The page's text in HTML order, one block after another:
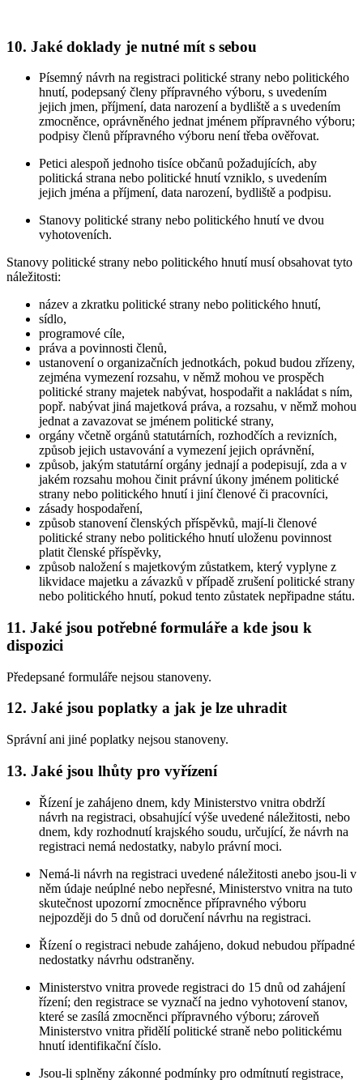
10. Jaké doklady je nutné mít s sebou
Písemný návrh na registraci politické strany nebo politického
hnutí, podepsaný členy přípravného výboru, s uvedením
jejich jmen, příjmení, data narození a bydliště a s uvedením
zmocněnce, oprávněného jednat jménem přípravného výboru;
podpisy členů přípravného výboru není třeba ověřovat.
Petici alespoň jednoho tisíce občanů požadujících, aby
politická strana nebo politické hnutí vzniklo, s uvedením
jejich jména a příjmení, data narození, bydliště a podpisu.
Stanovy politické strany nebo politického hnutí ve dvou
vyhotoveních.
Stanovy politické strany nebo politického hnutí musí obsahovat tyto
náležitosti:
název a zkratku politické strany nebo politického hnutí,
sídlo,
programové cíle,
práva a povinnosti členů,
ustanovení o organizačních jednotkách, pokud budou zřízeny,
zejména vymezení rozsahu, v němž mohou ve prospěch
politické strany majetek nabývat, hospodařit a nakládat s ním,
popř. nabývat jiná majetková práva, a rozsahu, v němž mohou
jednat a zavazovat se jménem politické strany,
orgány včetně orgánů statutárních, rozhodčích a revizních,
způsob jejich ustavování a vymezení jejich oprávnění,
způsob, jakým statutární orgány jednají a podepisují, zda a v
jakém rozsahu mohou činit právní úkony jménem politické
strany nebo politického hnutí i jiní členové či pracovníci,
zásady hospodaření,
způsob stanovení členských příspěvků, mají-li členové
politické strany nebo politického hnutí uloženu povinnost
platit členské příspěvky,
způsob naložení s majetkovým zůstatkem, který vyplyne z
likvidace majetku a závazků v případě zrušení politické strany
nebo politického hnutí, pokud tento zůstatek nepřipadne státu.
11. Jaké jsou potřebné formuláře a kde jsou k
dispozici
Předepsané formuláře nejsou stanoveny.
12. Jaké jsou poplatky a jak je lze uhradit
Správní ani jiné poplatky nejsou stanoveny.
13. Jaké jsou lhůty pro vyřízení
Řízení je zahájeno dnem, kdy Ministerstvo vnitra obdrží
návrh na registraci, obsahující výše uvedené náležitosti, nebo
dnem, kdy rozhodnutí krajského soudu, určující, že návrh na
registraci nemá nedostatky, nabylo právní moci.
Nemá-li návrh na registraci uvedené náležitosti anebo jsou-li v
něm údaje neúplné nebo nepřesné, Ministerstvo vnitra na tuto
skutečnost upozorní zmocněnce přípravného výboru
nejpozději do 5 dnů od doručení návrhu na registraci.
Řízení o registraci nebude zahájeno, dokud nebudou případné
nedostatky návrhu odstraněny.
Ministerstvo vnitra provede registraci do 15 dnů od zahájení
řízení; den registrace se vyznačí na jedno vyhotovení stanov,
které se zasílá zmocněnci přípravného výboru; zároveň
Ministerstvo vnitra přidělí politické straně nebo politickému
hnutí identifikační číslo.
Jsou-li splněny zákonné podmínky pro odmítnutí registrace,